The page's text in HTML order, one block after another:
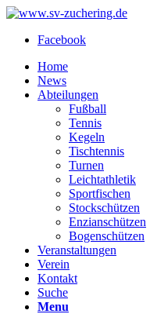
Facebook
Home
News
Abteilungen
Fußball
Tennis
Kegeln
Tischtennis
Turnen
Leichtathletik
Sportfischen
Stockschützen
Enzianschützen
Bogenschützen
Veranstaltungen
Verein
Kontakt
Suche
Menu